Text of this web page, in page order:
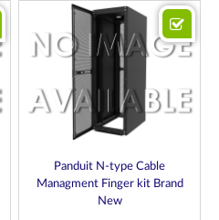
Panduit N-type Cable
Managment Finger kit Brand
New